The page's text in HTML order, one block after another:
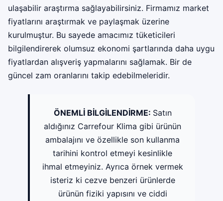
ulaşabilir araştırma sağlayabilirsiniz. Firmamız market
fiyatlarını araştırmak ve paylaşmak üzerine
kurulmuştur. Bu sayede amacımız tüketicileri
bilgilendirerek olumsuz ekonomi şartlarında daha uygu
fiyatlardan alışveriş yapmalarını sağlamak. Bir de
güncel zam oranlarını takip edebilmeleridir.
ÖNEMLİ BİLGİLENDİRME: Satın
aldığınız Carrefour Klima gibi ürünün
ambalajını ve özellikle son kullanma
tarihini kontrol etmeyi kesinlikle
ihmal etmeyiniz. Ayrıca örnek vermek
isteriz ki cezve benzeri ürünlerde
ürünün fiziki yapısını ve ciddi